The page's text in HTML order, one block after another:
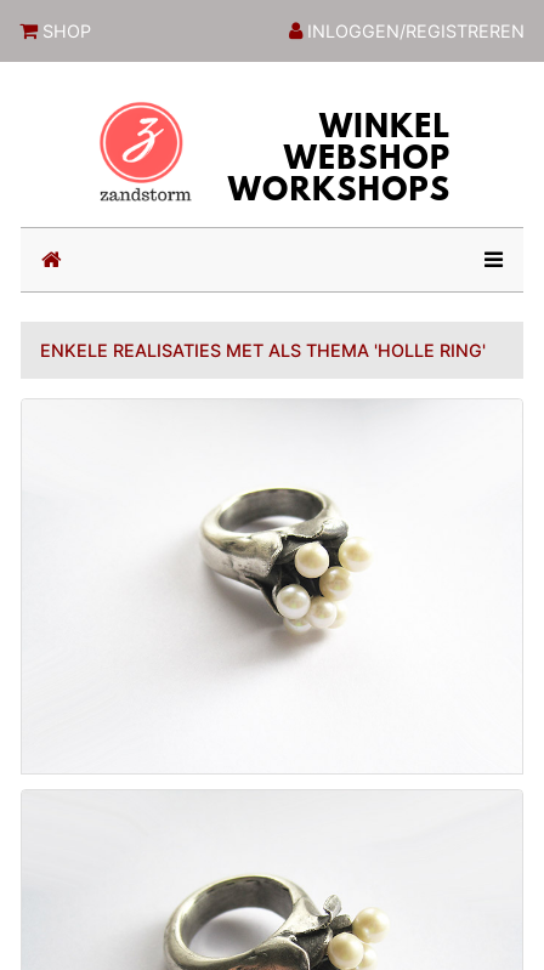
SHOP INLOGGEN/REGISTREREN
(current)
ENKELE REALISATIES MET ALS THEMA 'HOLLE RING'